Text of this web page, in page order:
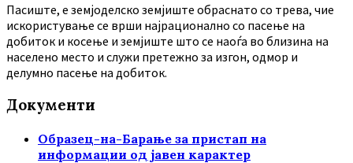
Пасиште, е земјоделско земјиште обраснато со трева, чие
искористување се врши најрационално со пасење на
добиток и косење и земјиште што се наоѓа во близина на
населено место и служи претежно за изгон, одмор и
делумно пасење на добиток.
Документи
Образец-на-Барање за пристап на
информации од јавен карактер